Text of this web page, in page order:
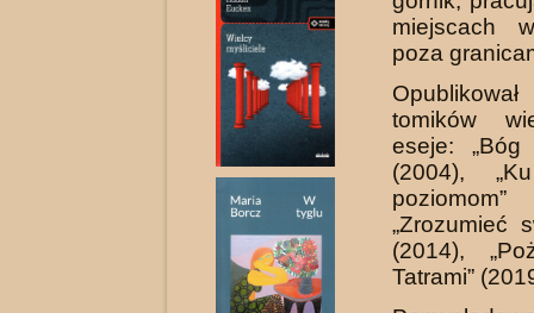
miejscach
poza
tomików
eseje:
(2004),
„Zrozumieć
(2014),
Tatrami”